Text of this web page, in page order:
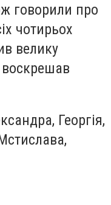
говорили про
чотирьох
велику
воскрешав
Георгія,